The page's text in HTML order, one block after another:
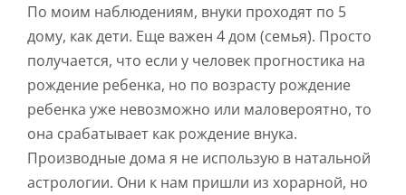
По моим наблюдениям, внуки проходят по 5
дому, как дети. Еще важен 4 дом (семья). Просто
получается, что если у человек прогностика на
рождение ребенка, но по возрасту рождение
ребенка уже невозможно или маловероятно, то
она срабатывает как рождение внука.
Производные дома я не использую в натальной
астрологии. Они к нам пришли из хорарной, но